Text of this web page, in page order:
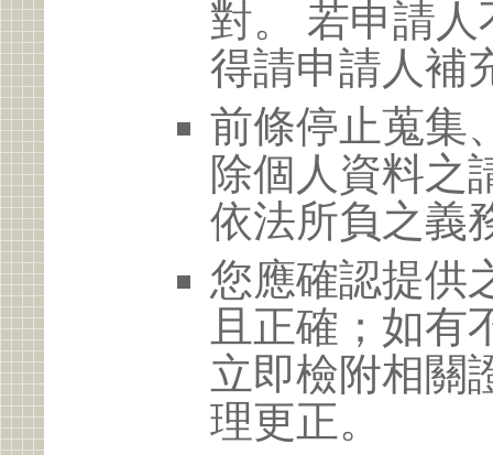
對。 若申請
得請申請人補
前條停止蒐集
除個人資料之
依法所負之義
您應確認提供
且正確；如有
立即檢附相關
理更正。